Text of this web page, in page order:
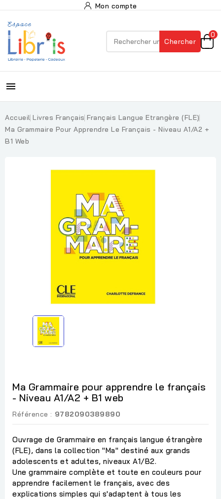
Mon compte
Chercher
0

Accueil Livres Français Français Langue Etrangère (FLE)
Ma Grammaire Pour Apprendre Le Français - Niveau A1/A2 +
B1 Web
Ma Grammaire pour apprendre le français
- Niveau A1/A2 + B1 web
Référence : 9782090389890
Ouvrage de Grammaire en français langue étrangère
(FLE), dans la collection "Ma" destiné aux grands
adolescents et adultes, niveaux A1/B2.
Une grammaire complète et toute en couleurs pour
apprendre facilement le français, avec des
explications simples qui s'adaptent à tous les